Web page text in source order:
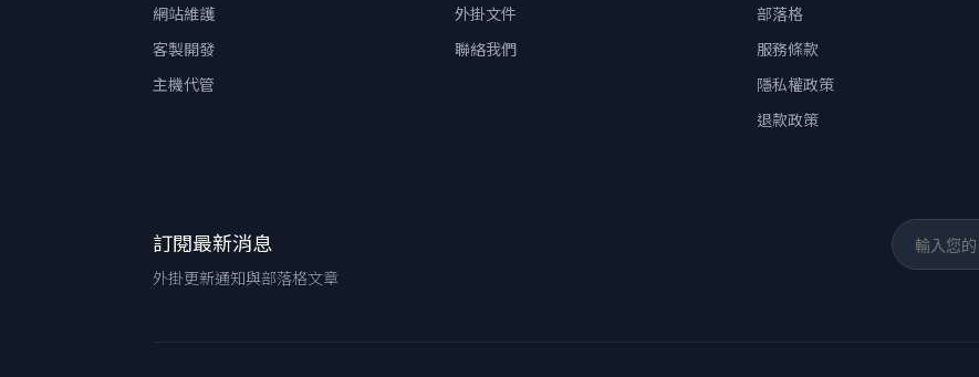
網站維護
客製開發
主機代管
外掛文件
聯絡我們
部落格
服務條款
隱私權政策
退款政策
訂閱最新消息
外掛更新通知與部落格文章